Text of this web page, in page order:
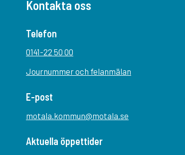
Kontakta oss
Telefon
0141-22 50 00
Journummer och felanmälan
E-post
motala.kommun@motala.se
Aktuella öppettider